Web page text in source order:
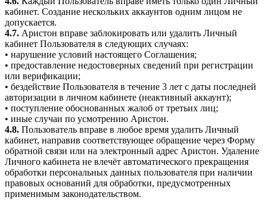
кабинет. Создание нескольких аккаунтов одним лицом не
допускается.
4.7. Аристон вправе заблокировать или удалить Личный
кабинет Пользователя в следующих случаях:
• нарушение условий настоящего Соглашения;
• предоставление недостоверных сведений при регистрации
или верификации;
• бездействие Пользователя в течение 3 лет с даты последней
авторизации в личном кабинете (неактивный аккаунт);
• поступление обоснованных жалоб от третьих лиц;
• иные случаи по усмотрению Аристон.
4.8. Пользователь вправе в любое время удалить Личный
кабинет, направив соответствующее обращение через Форму
обратной связи или на электронный адрес Аристон. Удаление
Личного кабинета не влечёт автоматического прекращения
обработки персональных данных пользователя при наличии
правовых оснований для обработки, предусмотренных
применимым законодательством.